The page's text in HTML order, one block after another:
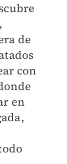
de
con
en